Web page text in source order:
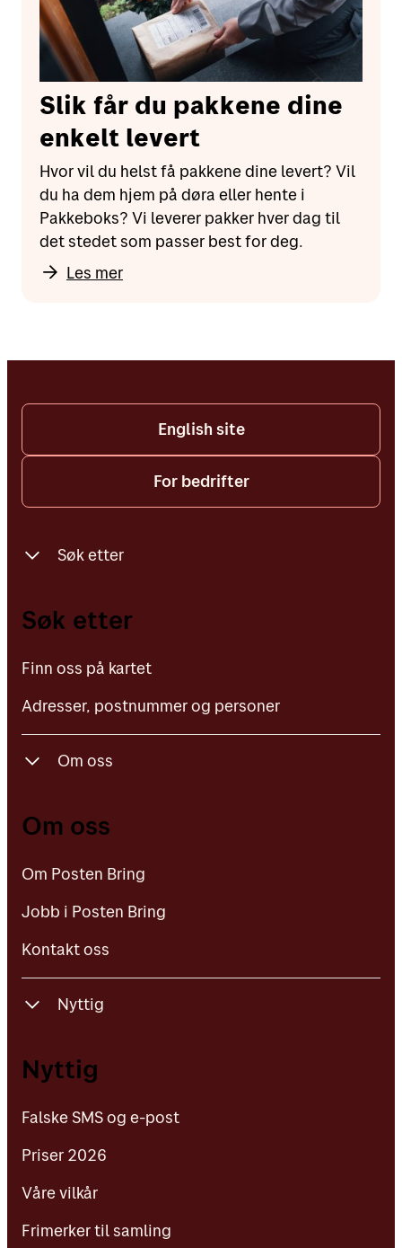
Slik får du pakkene dine
enkelt levert
Hvor vil du helst få pakkene dine levert? Vil
du ha dem hjem på døra eller hente i
Pakkeboks? Vi leverer pakker hver dag til
det stedet som passer best for deg.
Les mer
English site
For bedrifter
Søk etter
Finn oss på kartet
Søk etter
Finn oss på kartet
Adresser, postnummer og personer
Om oss
Om oss
Om Posten Bring
Jobb i Posten Bring
Kontakt oss
Nyttig
Falske SMS og e-post
Nyttig
Falske SMS og e-post
Priser 2026
Våre vilkår
Frimerker til samling